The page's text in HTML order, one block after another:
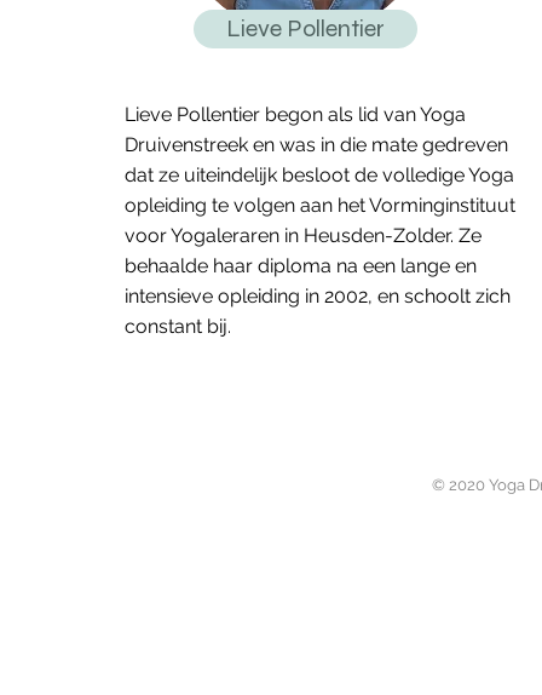
Lieve Pollentier
Lieve Pollentier begon als lid van Yoga
Druivenstreek en was in die mate gedreven
dat ze uiteindelijk besloot de volledige Yoga
opleiding te volgen aan het Vorminginstituut
voor Yogaleraren in Heusden-Zolder. Ze
behaalde haar diploma na een lange en
intensieve opleiding in 2002, en schoolt zich
constant bij.
© 2020 Yoga